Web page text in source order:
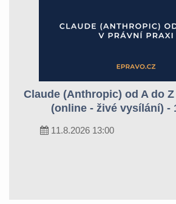
Claude (Anthropic) od A do
(online - živé vysílání) -
11.8.2026 13:00